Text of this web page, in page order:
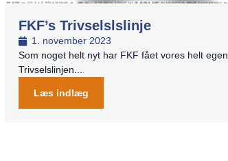
FKF’s Trivselslslinje
1. november 2023
Som noget helt nyt har FKF fået vores helt egen
Trivselslinjen...
Læs indlæg